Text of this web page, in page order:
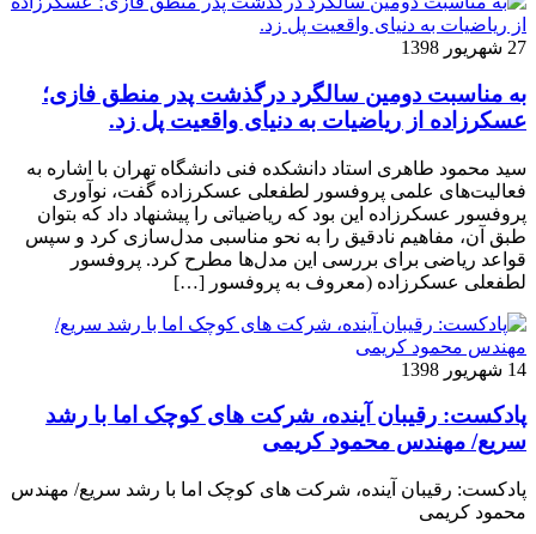
27 شهریور 1398
به مناسبت دومین سالگرد درگذشت پدر منطق فازی؛
عسکرزاده از ریاضیات به دنیای واقعیت پل زد.
سید محمود طاهری استاد دانشکده فنی دانشگاه تهران با اشاره به
فعالیت‌های علمی پروفسور لطفعلی عسکرزاده گفت، نوآوری
پروفسور عسکرزاده این بود که ریاضیاتی را پیشنهاد داد که بتوان
طبق آن، مفاهیم نادقیق را به نحو مناسبی مدل­‌سازی کرد و سپس
قواعد ریاضی برای بررسی این مدل‌ها مطرح کرد. پروفسور
لطفعلی عسکرزاده (معروف به پروفسور […]
14 شهریور 1398
پادکست: رقیبان آینده، شرکت های کوچک اما با رشد
سریع/ مهندس محمود کریمی
پادکست: رقیبان آینده، شرکت های کوچک اما با رشد سریع/ مهندس
محمود کریمی